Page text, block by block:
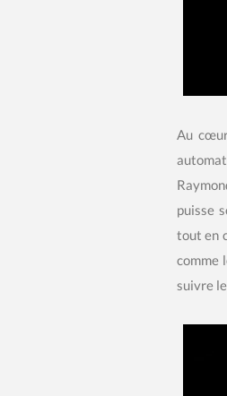
Au
puisse
tout en
comme
suivre